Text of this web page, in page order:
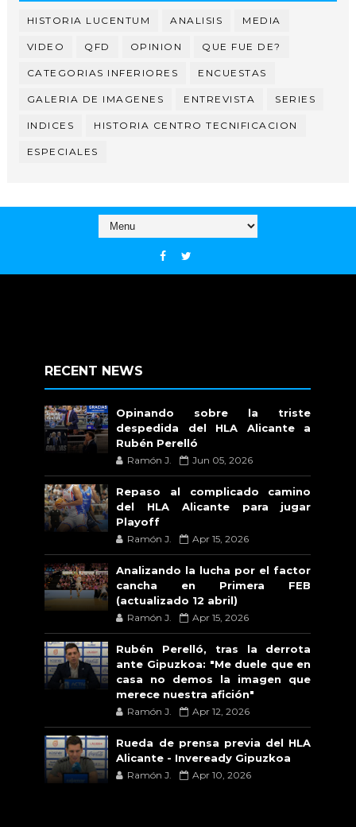
HISTORIA LUCENTUM ANALISIS MEDIA
VIDEO QFD OPINION QUE FUE DE?
CATEGORIAS INFERIORES ENCUESTAS
GALERIA DE IMAGENES ENTREVISTA SERIES
INDICES HISTORIA CENTRO TECNIFICACION
ESPECIALES
RECENT NEWS
Opinando sobre la triste
despedida del HLA Alicante a
Rubén Perelló
Ramón J. Jun 05, 2026
Repaso al complicado camino
del HLA Alicante para jugar
Playoff
Ramón J. Apr 15, 2026
Analizando la lucha por el factor
cancha en Primera FEB
(actualizado 12 abril)
Ramón J. Apr 15, 2026
Rubén Perelló, tras la derrota
ante Gipuzkoa: "Me duele que en
casa no demos la imagen que
merece nuestra afición"
Ramón J. Apr 12, 2026
Rueda de prensa previa del HLA
Alicante - Inveready Gipuzkoa
Ramón J. Apr 10, 2026